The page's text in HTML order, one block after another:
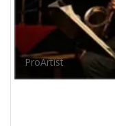
ProArtist